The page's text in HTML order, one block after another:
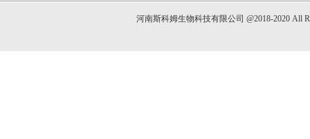
河南斯科姆生物科技有限公司 @2018-2020 All